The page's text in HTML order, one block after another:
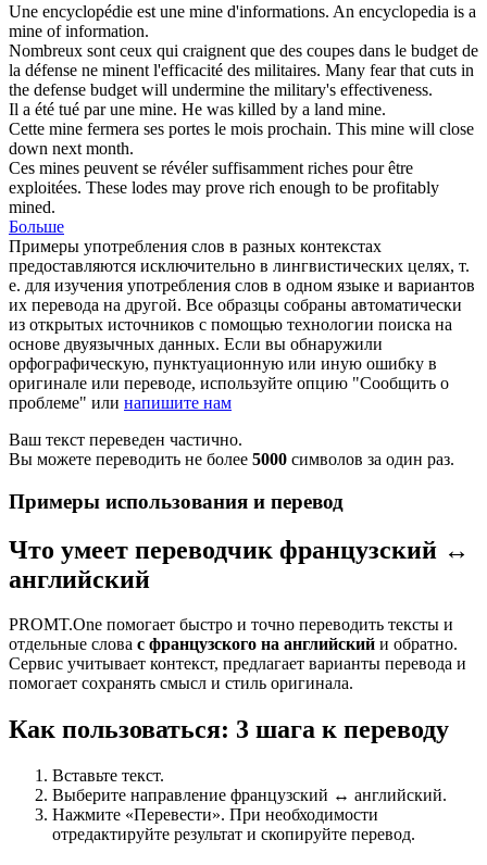
Une encyclopédie est une mine d'informations. An encyclopedia is a
mine of information.
Nombreux sont ceux qui craignent que des coupes dans le budget de
la défense ne minent l'efficacité des militaires. Many fear that cuts in
the defense budget will undermine the military's effectiveness.
Il a été tué par une mine. He was killed by a land mine.
Cette mine fermera ses portes le mois prochain. This mine will close
down next month.
Ces mines peuvent se révéler suffisamment riches pour être
exploitées. These lodes may prove rich enough to be profitably
mined.
Больше
Примеры употребления слов в разных контекстах
предоставляются исключительно в лингвистических целях, т.
е. для изучения употребления слов в одном языке и вариантов
их перевода на другой. Все образцы собраны автоматически
из открытых источников с помощью технологии поиска на
основе двуязычных данных. Если вы обнаружили
орфографическую, пунктуационную или иную ошибку в
оригинале или переводе, используйте опцию "Сообщить о
проблеме" или напишите нам
Ваш текст переведен частично.
Вы можете переводить не более 5000 символов за один раз.
Примеры использования и перевод
Что умеет переводчик французский ↔
английский
PROMT.One помогает быстро и точно переводить тексты и
отдельные слова с французского на английский и обратно.
Сервис учитывает контекст, предлагает варианты перевода и
помогает сохранять смысл и стиль оригинала.
Как пользоваться: 3 шага к переводу
Вставьте текст.
Выберите направление французский ↔ английский.
Нажмите «Перевести». При необходимости
отредактируйте результат и скопируйте перевод.